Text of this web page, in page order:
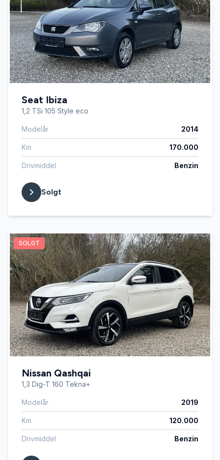
Seat Ibiza
1,2 TSi 105 Style eco
Modelår 2014
Km 170.000
Drivmiddel Benzin
Solgt
SOLGT
Nissan Qashqai
1,3 Dig-T 160 Tekna+
Modelår 2019
Km 120.000
Drivmiddel Benzin